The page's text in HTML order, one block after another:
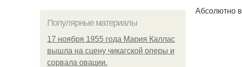
Популярные материалы
17 ноября 1955 года Мария Каллас
вышла на сцену чикагской оперы и
сорвала овации.
Абсолютно